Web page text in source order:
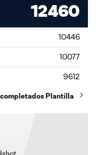
12460
10446
10077
9612
Plantilla